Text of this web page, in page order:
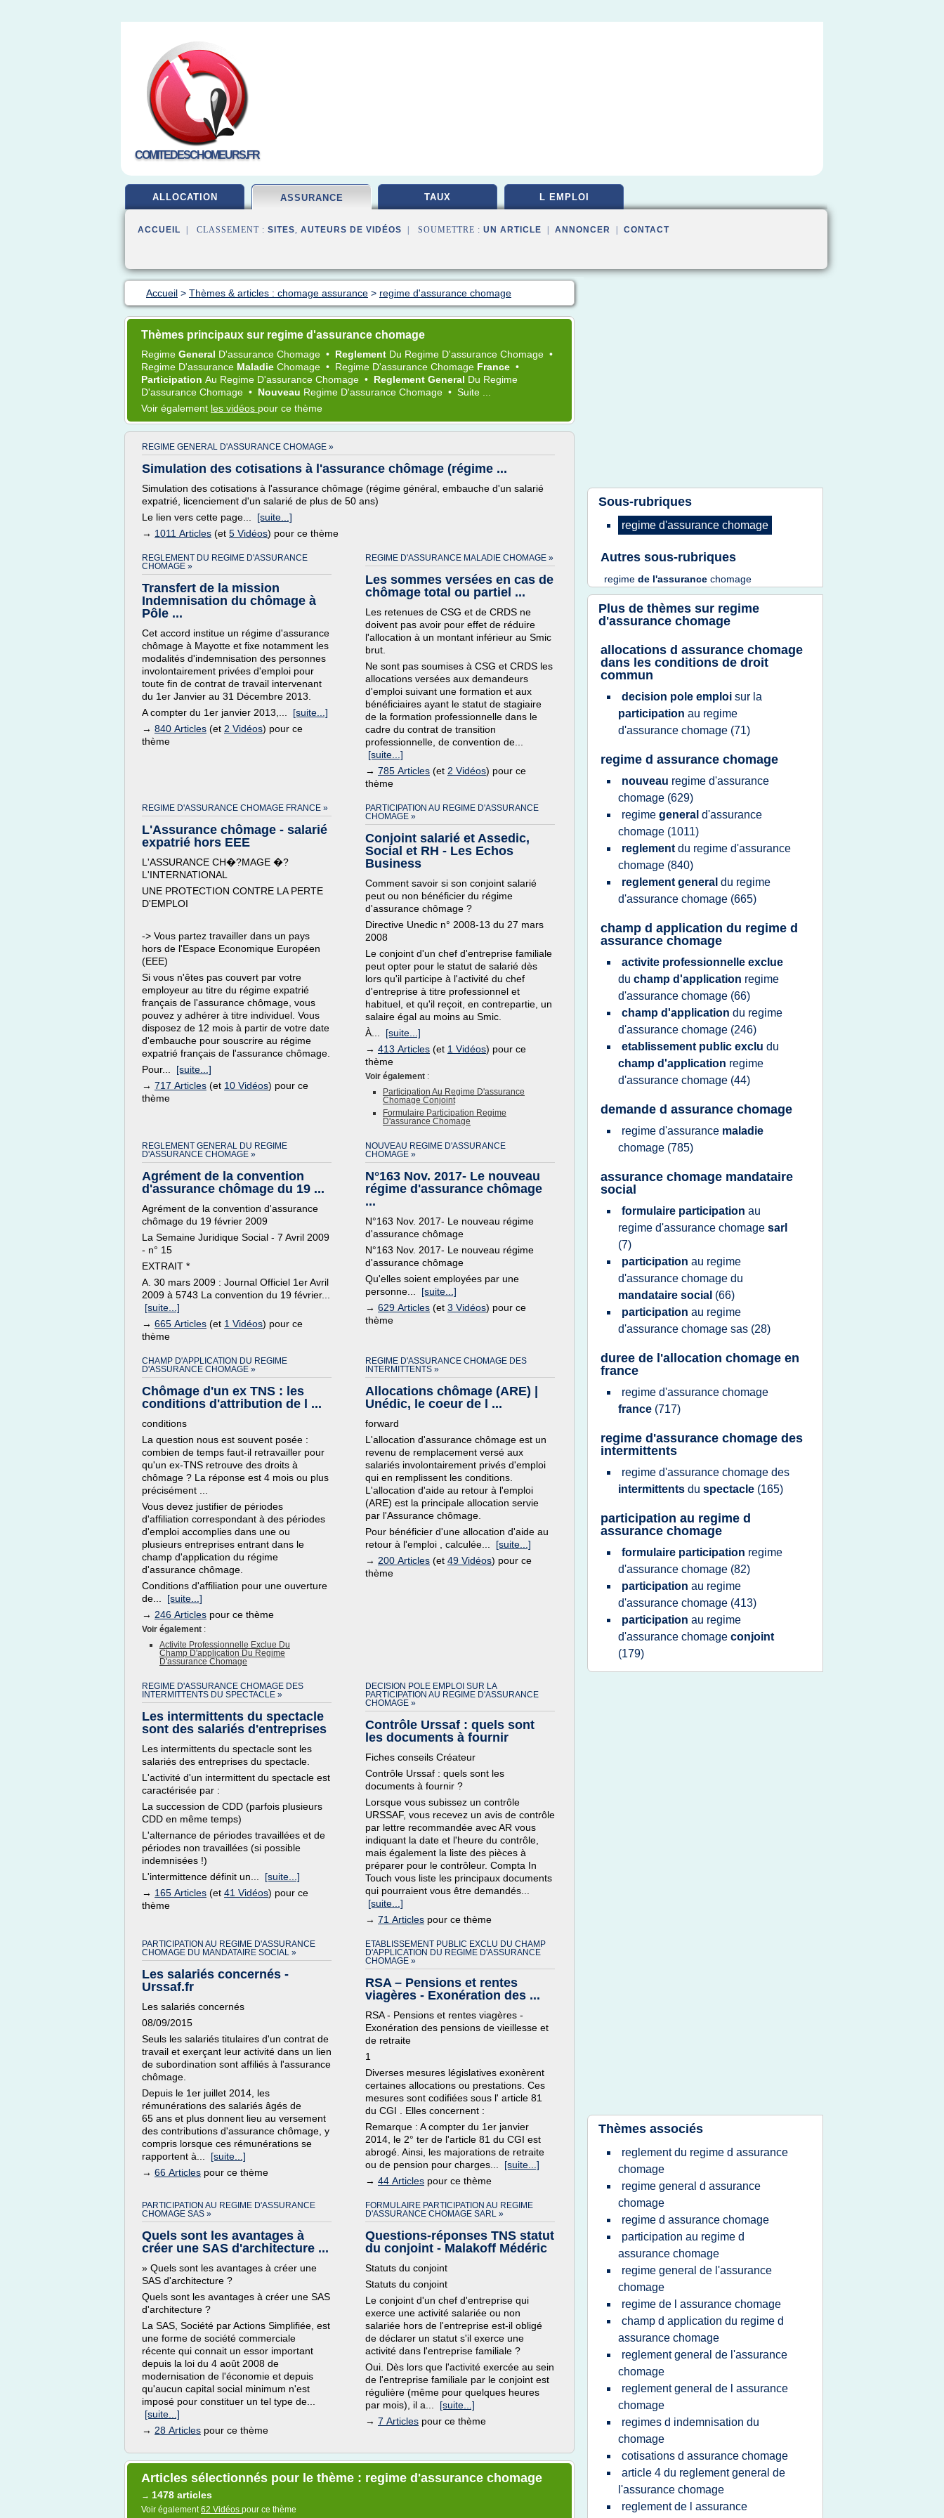
COMITEDESCHOMEURS.FR
ALLOCATION ASSURANCE TAUX L EMPLOI
ACCUEIL | CLASSEMENT : SITES, AUTEURS DE VIDÉOS | SOUMETTRE : UN ARTICLE ANNONCER CONTACT
Accueil > Thèmes & articles : chomage assurance > regime d'assurance chomage
Thèmes principaux sur regime d'assurance chomage
Regime General D'assurance Chomage • Reglement Du Regime D'assurance Chomage •
Regime D'assurance Maladie Chomage • Regime D'assurance Chomage France •
Participation Au Regime D'assurance Chomage • Reglement General Du Regime
D'assurance Chomage • Nouveau Regime D'assurance Chomage • Suite ...
Voir également les vidéos pour ce thème
REGIME GENERAL D'ASSURANCE CHOMAGE »
Simulation des cotisations à l'assurance chômage (régime ...
Simulation des cotisations à l'assurance chômage (régime général, embauche d'un salarié
expatrié, licenciement d'un salarié de plus de 50 ans)
Le lien vers cette page... [suite...]
→ 1011 Articles (et 5 Vidéos) pour ce thème
REGLEMENT DU REGIME D'ASSURANCE
CHOMAGE »
Transfert de la mission
Indemnisation du chômage à
Pôle ...
Cet accord institue un régime d'assurance
chômage à Mayotte et fixe notamment les
modalités d'indemnisation des personnes
involontairement privées d'emploi pour
toute fin de contrat de travail intervenant
du 1er Janvier au 31 Décembre 2013.
A compter du 1er janvier 2013,... [suite...]
→ 840 Articles (et 2 Vidéos) pour ce
thème
REGIME D'ASSURANCE MALADIE CHOMAGE »
Les sommes versées en cas de
chômage total ou partiel ...
Les retenues de CSG et de CRDS ne
doivent pas avoir pour effet de réduire
l'allocation à un montant inférieur au Smic
brut.
Ne sont pas soumises à CSG et CRDS les
allocations versées aux demandeurs
d'emploi suivant une formation et aux
bénéficiaires ayant le statut de stagiaire
de la formation professionnelle dans le
cadre du contrat de transition
professionnelle, de convention de...
[suite...]
→ 785 Articles (et 2 Vidéos) pour ce
thème
REGIME D'ASSURANCE CHOMAGE FRANCE »
L'Assurance chômage - salarié
expatrié hors EEE
L'ASSURANCE CH�?MAGE �?
L'INTERNATIONAL
UNE PROTECTION CONTRE LA PERTE
D'EMPLOI
-> Vous partez travailler dans un pays
hors de l'Espace Economique Européen
(EEE)
Si vous n'êtes pas couvert par votre
employeur au titre du régime expatrié
français de l'assurance chômage, vous
pouvez y adhérer à titre individuel. Vous
disposez de 12 mois à partir de votre date
d'embauche pour souscrire au régime
expatrié français de l'assurance chômage.
Pour... [suite...]
→ 717 Articles (et 10 Vidéos) pour ce
thème
PARTICIPATION AU REGIME D'ASSURANCE
CHOMAGE »
Conjoint salarié et Assedic,
Social et RH - Les Echos
Business
Comment savoir si son conjoint salarié
peut ou non bénéficier du régime
d'assurance chômage ?
Directive Unedic n° 2008-13 du 27 mars
2008
Le conjoint d'un chef d'entreprise familiale
peut opter pour le statut de salarié dès
lors qu'il participe à l'activité du chef
d'entreprise à titre professionnel et
habituel, et qu'il reçoit, en contrepartie, un
salaire égal au moins au Smic.
À... [suite...]
→ 413 Articles (et 1 Vidéos) pour ce
thème
Voir également :
Participation Au Regime D'assurance
Chomage Conjoint
Formulaire Participation Regime
D'assurance Chomage
REGLEMENT GENERAL DU REGIME
D'ASSURANCE CHOMAGE »
Agrément de la convention
d'assurance chômage du 19 ...
Agrément de la convention d'assurance
chômage du 19 février 2009
La Semaine Juridique Social - 7 Avril 2009
- n° 15
EXTRAIT *
A. 30 mars 2009 : Journal Officiel 1er Avril
2009 à 5743 La convention du 19 février...
[suite...]
→ 665 Articles (et 1 Vidéos) pour ce
thème
NOUVEAU REGIME D'ASSURANCE
CHOMAGE »
N°163 Nov. 2017- Le nouveau
régime d'assurance chômage
...
N°163 Nov. 2017- Le nouveau régime
d'assurance chômage
N°163 Nov. 2017- Le nouveau régime
d'assurance chômage
Qu'elles soient employées par une
personne... [suite...]
→ 629 Articles (et 3 Vidéos) pour ce
thème
CHAMP D'APPLICATION DU REGIME
D'ASSURANCE CHOMAGE »
Chômage d'un ex TNS : les
conditions d'attribution de l ...
conditions
La question nous est souvent posée :
combien de temps faut-il retravailler pour
qu'un ex-TNS retrouve des droits à
chômage ? La réponse est 4 mois ou plus
précisément ...
Vous devez justifier de périodes
d'affiliation correspondant à des périodes
d'emploi accomplies dans une ou
plusieurs entreprises entrant dans le
champ d'application du régime
d'assurance chômage.
Conditions d'affiliation pour une ouverture
de... [suite...]
→ 246 Articles pour ce thème
Voir également :
Activite Professionnelle Exclue Du
Champ D'application Du Regime
D'assurance Chomage
REGIME D'ASSURANCE CHOMAGE DES
INTERMITTENTS »
Allocations chômage (ARE) |
Unédic, le coeur de l ...
forward
L'allocation d'assurance chômage est un
revenu de remplacement versé aux
salariés involontairement privés d'emploi
qui en remplissent les conditions.
L'allocation d'aide au retour à l'emploi
(ARE) est la principale allocation servie
par l'Assurance chômage.
Pour bénéficier d'une allocation d'aide au
retour à l'emploi , calculée... [suite...]
→ 200 Articles (et 49 Vidéos) pour ce
thème
REGIME D'ASSURANCE CHOMAGE DES
INTERMITTENTS DU SPECTACLE »
Les intermittents du spectacle
sont des salariés d'entreprises
Les intermittents du spectacle sont les
salariés des entreprises du spectacle.
L'activité d'un intermittent du spectacle est
caractérisée par :
La succession de CDD (parfois plusieurs
CDD en même temps)
L'alternance de périodes travaillées et de
périodes non travaillées (si possible
indemnisées !)
L'intermittence définit un... [suite...]
→ 165 Articles (et 41 Vidéos) pour ce
thème
DECISION POLE EMPLOI SUR LA
PARTICIPATION AU REGIME D'ASSURANCE
CHOMAGE »
Contrôle Urssaf : quels sont
les documents à fournir
Fiches conseils Créateur
Contrôle Urssaf : quels sont les
documents à fournir ?
Lorsque vous subissez un contrôle
URSSAF, vous recevez un avis de contrôle
par lettre recommandée avec AR vous
indiquant la date et l'heure du contrôle,
mais également la liste des pièces à
préparer pour le contrôleur. Compta In
Touch vous liste les principaux documents
qui pourraient vous être demandés...
[suite...]
→ 71 Articles pour ce thème
PARTICIPATION AU REGIME D'ASSURANCE
CHOMAGE DU MANDATAIRE SOCIAL »
Les salariés concernés -
Urssaf.fr
Les salariés concernés
08/09/2015
Seuls les salariés titulaires d'un contrat de
travail et exerçant leur activité dans un lien
de subordination sont affiliés à l'assurance
chômage.
Depuis le 1er juillet 2014, les
rémunérations des salariés âgés de
65 ans et plus donnent lieu au versement
des contributions d'assurance chômage, y
compris lorsque ces rémunérations se
rapportent à... [suite...]
→ 66 Articles pour ce thème
ETABLISSEMENT PUBLIC EXCLU DU CHAMP
D'APPLICATION DU REGIME D'ASSURANCE
CHOMAGE »
RSA – Pensions et rentes
viagères - Exonération des ...
RSA - Pensions et rentes viagères -
Exonération des pensions de vieillesse et
de retraite
1
Diverses mesures législatives exonèrent
certaines allocations ou prestations. Ces
mesures sont codifiées sous l' article 81
du CGI . Elles concernent :
Remarque : A compter du 1er janvier
2014, le 2° ter de l'article 81 du CGI est
abrogé. Ainsi, les majorations de retraite
ou de pension pour charges... [suite...]
→ 44 Articles pour ce thème
PARTICIPATION AU REGIME D'ASSURANCE
CHOMAGE SAS »
Quels sont les avantages à
créer une SAS d'architecture ...
» Quels sont les avantages à créer une
SAS d'architecture ?
Quels sont les avantages à créer une SAS
d'architecture ?
La SAS, Société par Actions Simplifiée, est
une forme de société commerciale
récente qui connait un essor important
depuis la loi du 4 août 2008 de
modernisation de l'économie et depuis
qu'aucun capital social minimum n'est
imposé pour constituer un tel type de...
[suite...]
→ 28 Articles pour ce thème
FORMULAIRE PARTICIPATION AU REGIME
D'ASSURANCE CHOMAGE SARL »
Questions-réponses TNS statut
du conjoint - Malakoff Médéric
Statuts du conjoint
Statuts du conjoint
Le conjoint d'un chef d'entreprise qui
exerce une activité salariée ou non
salariée hors de l'entreprise est-il obligé
de déclarer un statut s'il exerce une
activité dans l'entreprise familiale ?
Oui. Dès lors que l'activité exercée au sein
de l'entreprise familiale par le conjoint est
régulière (même pour quelques heures
par mois), il a... [suite...]
→ 7 Articles pour ce thème
Articles sélectionnés pour le thème : regime d'assurance chomage
→ 1478 articles
Voir également62 Vidéos pour ce thème
Sous-rubriques
regime d'assurance chomage
Autres sous-rubriques
regime de l'assurance chomage
Plus de thèmes sur regime
d'assurance chomage
allocations d assurance chomage
dans les conditions de droit
commun
decision pole emploi sur la
participation au regime
d'assurance chomage (71)
regime d assurance chomage
nouveau regime d'assurance
chomage (629)
regime general d'assurance
chomage (1011)
reglement du regime d'assurance
chomage (840)
reglement general du regime
d'assurance chomage (665)
champ d application du regime d
assurance chomage
activite professionnelle exclue
du champ d'application regime
d'assurance chomage (66)
champ d'application du regime
d'assurance chomage (246)
etablissement public exclu du
champ d'application regime
d'assurance chomage (44)
demande d assurance chomage
regime d'assurance maladie
chomage (785)
assurance chomage mandataire
social
formulaire participation au
regime d'assurance chomage sarl
(7)
participation au regime
d'assurance chomage du
mandataire social (66)
participation au regime
d'assurance chomage sas (28)
duree de l'allocation chomage en
france
regime d'assurance chomage
france (717)
regime d'assurance chomage des
intermittents
regime d'assurance chomage des
intermittents du spectacle (165)
participation au regime d
assurance chomage
formulaire participation regime
d'assurance chomage (82)
participation au regime
d'assurance chomage (413)
participation au regime
d'assurance chomage conjoint
(179)
Thèmes associés
reglement du regime d assurance
chomage
regime general d assurance
chomage
regime d assurance chomage
participation au regime d
assurance chomage
regime general de l'assurance
chomage
regime de l assurance chomage
champ d application du regime d
assurance chomage
reglement general de l'assurance
chomage
reglement general de l assurance
chomage
regimes d indemnisation du
chomage
cotisations d assurance chomage
article 4 du reglement general de
l'assurance chomage
reglement de l assurance